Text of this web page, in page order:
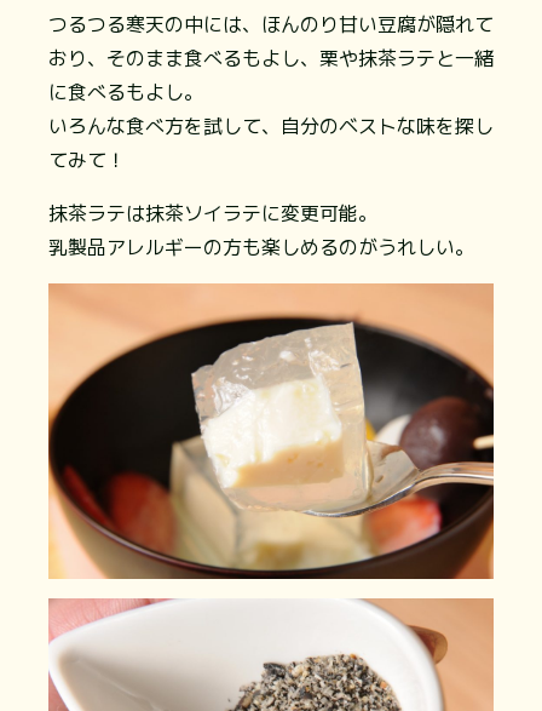
つるつる寒天の中には、ほんのり甘い豆腐が隠れて
おり、そのまま食べるもよし、栗や抹茶ラテと一緒
に食べるもよし。
いろんな食べ方を試して、自分のベストな味を探し
てみて！
抹茶ラテは抹茶ソイラテに変更可能。
乳製品アレルギーの方も楽しめるのがうれしい。